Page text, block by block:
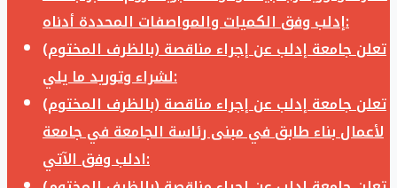
إدلب وفق الكميات والمواصفات المحددة أدناه:
تعلن جامعة إدلب عن إجراء مناقصة (بالظرف المختوم)
لشراء وتوريد ما يلي:
تعلن جامعة إدلب عن إجراء مناقصة (بالظرف المختوم)
لأعمال بناء طابق في مبنى رئاسة الجامعة في جامعة
ادلب وفق الآتي: